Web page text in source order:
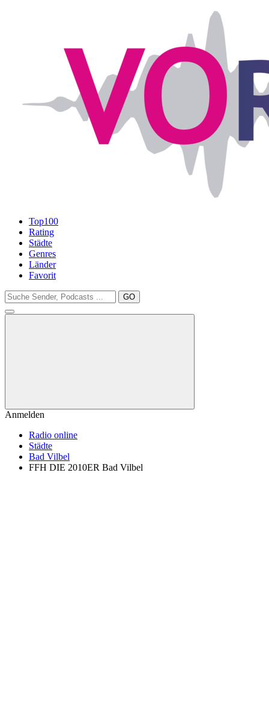
Top100
Rating
Städte
Genres
Länder
Favorit
GO
Anmelden
Radio online
Städte
Bad Vilbel
FFH DIE 2010ER Bad Vilbel